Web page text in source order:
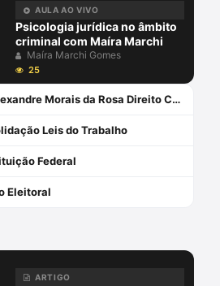
e São José e da
Polícia Civil de Santa
de \"BOPE: O fardo da
da pena e
o operador do direito e a
além de capítulos de
científicos.
AULA AO VIVO
Psicologia jurídica no âmbito
criminal com Maíra Marchi
Maíra Marchi Gomes
25
IA Decisões TJSC Alexandre Morais da Rosa Direito Civil
Leis do Trabalho
Federal
Eleitoral
ARTIGO